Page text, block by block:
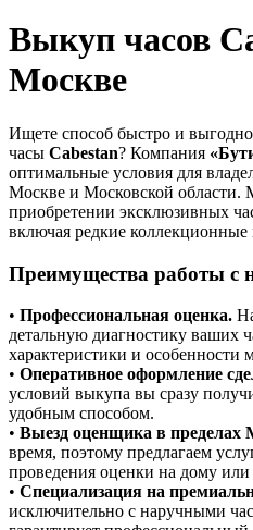
Выкуп часов
Москве
Ищете способ быстро и
часы Cabestan? Компания
оптимальные условия для
Москве и Московской области.
приобретении эксклюзивных
включая редкие коллекционные
Преимущества работы с
• Профессиональная оценка.
детальную диагностику ваших
характеристики и особенности
• Оперативное оформление
условий выкупа вы сразу
удобным способом.
• Выезд оценщика в
время, поэтому предлагаем
проведения оценки на дому или
• Специализация на
исключительно с наручными